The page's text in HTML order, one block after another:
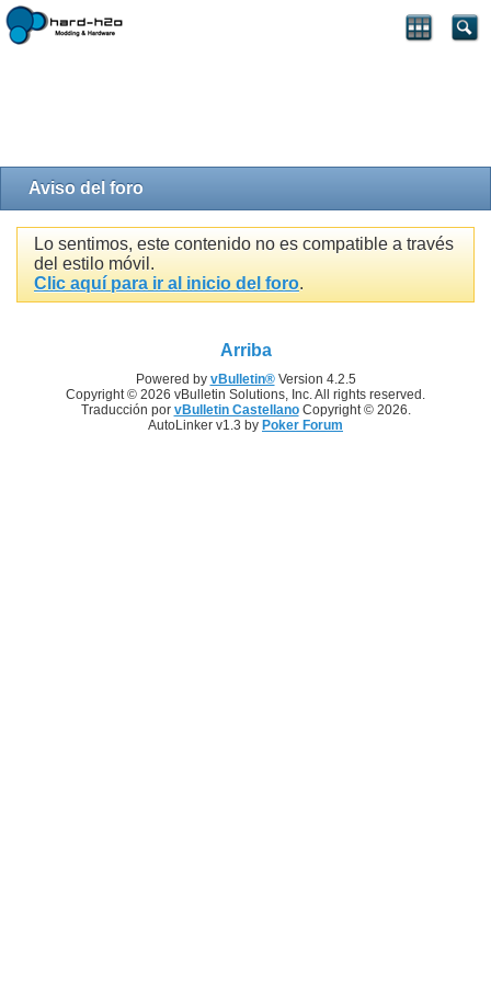
Aviso del foro
Lo sentimos, este contenido no es compatible a través
del estilo móvil.
Clic aquí para ir al inicio del foro.
Arriba
Powered by vBulletin®Version 4.2.5
Copyright © 2026 vBulletin Solutions, Inc. All rights reserved.
Traducción por vBulletin CastellanoCopyright © 2026.
AutoLinker v1.3 by Poker Forum